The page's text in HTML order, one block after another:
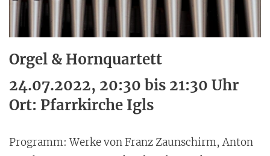
Orgel & Hornquartett
24.07.2022, 20:30 bis 21:30 Uhr
Ort: Pfarrkirche Igls
Programm: Werke von Franz Zaunschirm, Anton